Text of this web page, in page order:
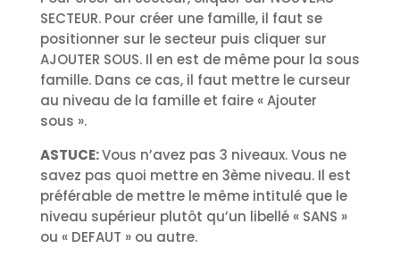
SECTEUR. Pour créer une famille, il faut se
positionner sur le secteur puis cliquer sur
AJOUTER SOUS. Il en est de même pour la sous
famille. Dans ce cas, il faut mettre le curseur
au niveau de la famille et faire « Ajouter
sous ».
ASTUCE:Vous n’avez pas 3 niveaux. Vous ne
savez pas quoi mettre en 3ème niveau. Il est
préférable de mettre le même intitulé que le
niveau supérieur plutôt qu’un libellé « SANS »
ou « DEFAUT » ou autre.